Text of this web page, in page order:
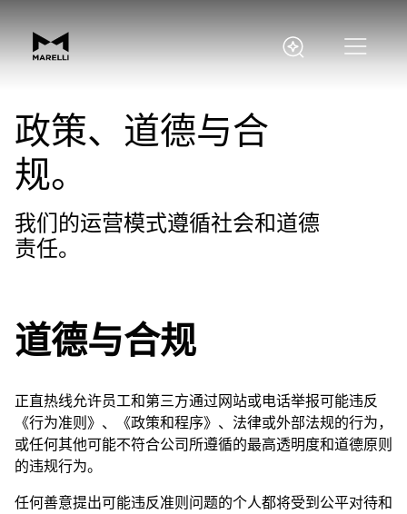
政策、道德与合
规。
我们的运营模式遵循社会和道德
责任。
道德与合规
正直热线允许员工和第三方通过网站或电话举报可能违反
《行为准则》、《政策和程序》、法律或外部法规的行为，
或任何其他可能不符合公司所遵循的最高透明度和道德原则
的违规行为。
任何善意提出可能违反准则问题的个人都将受到公平对待和